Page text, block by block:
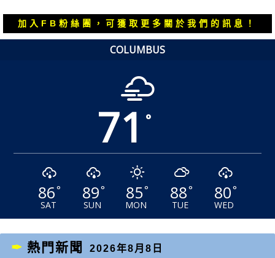
加入FB粉絲團，可獲取更多關於我們的訊息！
COLUMBUS
71 °
86°
SAT
89°
SUN
85°
MON
88°
TUE
80°
WED
熱門新聞 2026年8月8日